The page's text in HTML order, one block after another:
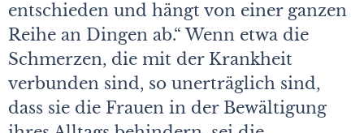
entschieden und hängt von einer ganzen
Reihe an Dingen ab.“ Wenn etwa die
Schmerzen, die mit der Krankheit
verbunden sind, so unerträglich sind,
dass sie die Frauen in der Bewältigung